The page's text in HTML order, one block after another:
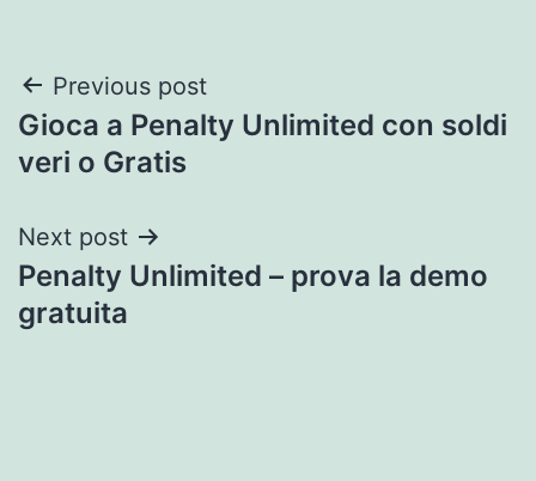
Previous post
Gioca a Penalty Unlimited con soldi
veri o Gratis
Next post
Penalty Unlimited – prova la demo
gratuita